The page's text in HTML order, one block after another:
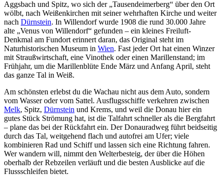
Aggsbach und Spitz, wo sich der „Tausendeimerberg“ über den Ort
wölbt, nach Weißenkirchen mit seiner wehrhaften Kirche und weiter
nach Dürnstein. In Willendorf wurde 1908 die rund 30.000 Jahre
alte „Venus von Willendorf“ gefunden – ein kleines Freiluft-
Denkmal am Fundort erinnert daran, das Original steht im
Naturhistorischen Museum in Wien. Fast jeder Ort hat einen Winzer
mit Straußwirtschaft, eine Vinothek oder einen Marillenstand; im
Frühjahr, um die Marillenblüte Ende März und Anfang April, steht
das ganze Tal in Weiß.
Am schönsten erlebst du die Wachau nicht aus dem Auto, sondern
vom Wasser oder vom Sattel. Ausflugsschiffe verkehren zwischen
Melk, Spitz, Dürnstein und Krems, und weil die Donau hier ein
gutes Stück Strömung hat, ist die Talfahrt schneller als die Bergfahrt
– plane das bei der Rückfahrt ein. Der Donauradweg führt beidseitig
durch das Tal, weitgehend flach und autofrei am Ufer; viele
kombinieren Rad und Schiff und lassen sich eine Richtung fahren.
Wer wandern will, nimmt den Welterbesteig, der über die Höhen
oberhalb der Rebzeilen verläuft und die besten Ausblicke auf die
Flussschleifen bietet.